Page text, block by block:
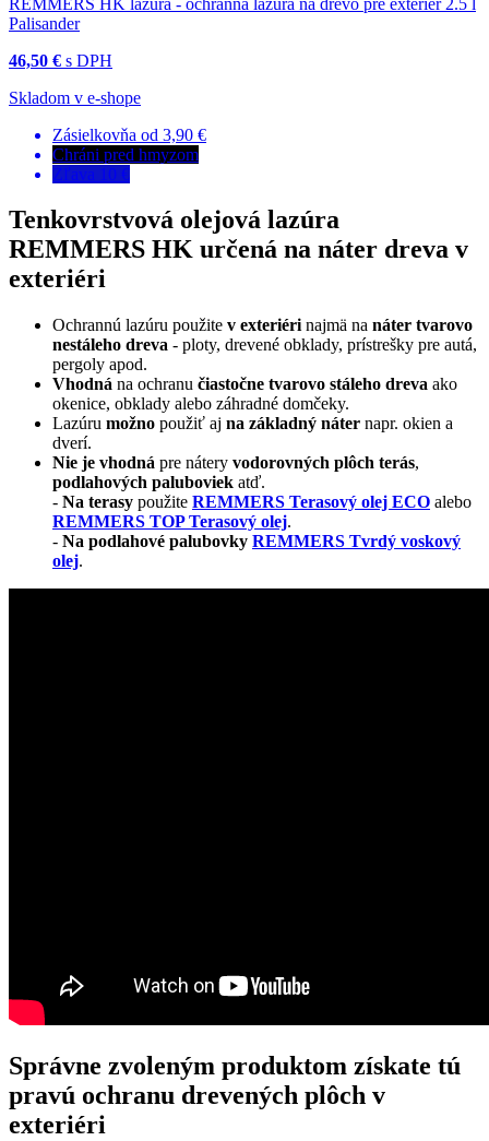
Palisander
46,50 € s DPH
Skladom v e-shope
Zásielkovňa od 3,90 €
Chráni pred hmyzom
Zľava 10 €
Tenkovrstvová olejová lazúra
REMMERS HK určená na náter dreva v
exteriéri
Ochrannú lazúru použite v exteriéri najmä na náter tvarovo
nestáleho dreva - ploty, drevené obklady, prístrešky pre autá,
pergoly apod.
Vhodná na ochranu čiastočne tvarovo stáleho dreva ako
okenice, obklady alebo záhradné domčeky.
Lazúru možno použiť aj na základný náter napr. okien a
dverí.
Nie je vhodná pre nátery vodorovných plôch terás,
podlahových paluboviek atď.
- Na terasy použite REMMERS Terasový olej ECO alebo
REMMERS TOP Terasový olej.
- Na podlahové palubovky REMMERS Tvrdý voskový
olej.
Správne zvoleným produktom získate tú
pravú ochranu drevených plôch v
exteriéri